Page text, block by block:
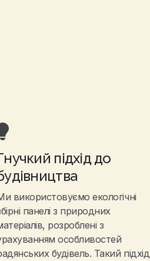
підхід до
використовуємо екологічні
панелі з природних
розроблені з
особливостей
будівель. Такий підхід